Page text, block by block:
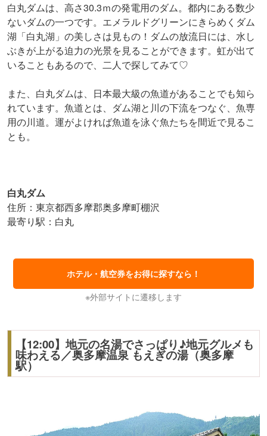
白丸ダムは、高さ30.3ｍの発電用のダム。都内にある数少
ないダムの一つです。エメラルドグリーンにきらめくダム
湖「白丸湖」の美しさは見もの！ダムの放流日には、水し
ぶきが上がる迫力の光景を見ることができます。虹が出て
いることもあるので、二人で探してみて♡
また、白丸ダムは、日本最大級の魚道があることでも知ら
れています。魚道とは、ダム湖と川の下流をつなぐ、魚専
用の川道。運がよければ魚道を泳ぐ魚たちを間近で見るこ
とも。
白丸ダム
住所：東京都西多摩郡奥多摩町棚沢
最寄り駅：白丸
ホテル・航空券をお得に探すなら！
※外部サイトに遷移します
【12:00】地元の名湯でさっぱり♪地元グルメも
味わえる／奥多摩温泉 もえぎの湯（奥多摩
駅）